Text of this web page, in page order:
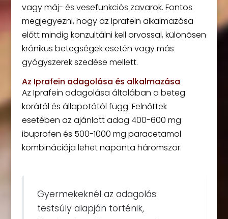
vagy máj- és vesefunkciós zavarok. Fontos
megjegyezni, hogy az Iprafein alkalmazása
előtt mindig konzultálni kell orvossal, különösen
krónikus betegségek esetén vagy más
gyógyszerek szedése mellett.
Az Iprafein adagolása és alkalmazása
Az Iprafein adagolása általában a beteg
korától és állapotától függ. Felnőttek
esetében az ajánlott adag 400-600 mg
ibuprofen és 500-1000 mg paracetamol
kombinációja lehet naponta háromszor.
Gyermekeknél az adagolás
testsúly alapján történik,